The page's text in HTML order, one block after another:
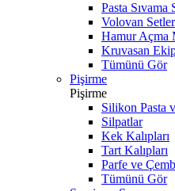
Pasta Sıvama
Volovan Setler
Hamur Açma
Kruvasan
Tümünü Gör
Pişirme
Pişirme
Silikon Pasta
Silpatlar
Kek Kalıpları
Tart Kalıpları
Parfe ve
Tümünü Gör